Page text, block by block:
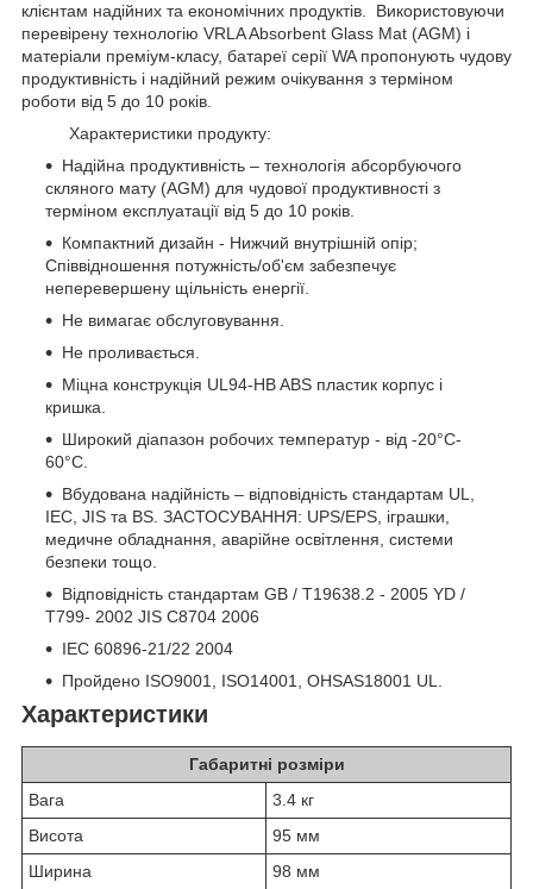
клієнтам надійних та економічних продуктів. Використовуючи
перевірену технологію VRLA Absorbent Glass Mat (AGM) і
матеріали преміум-класу, батареї серії WA пропонують чудову
продуктивність і надійний режим очікування з терміном
роботи від 5 до 10 років.
Характеристики продукту:
Надійна продуктивність – технологія абсорбуючого
скляного мату (AGM) для чудової продуктивності з
терміном експлуатації від 5 до 10 років.
Компактний дизайн - Нижчий внутрішній опір;
Співвідношення потужність/об'єм забезпечує
неперевершену щільність енергії.
Не вимагає обслуговування.
Не проливається.
Міцна конструкція UL94-HB ABS пластик корпус і
кришка.
Широкий діапазон робочих температур - від -20°C-
60°C.
Вбудована надійність – відповідність стандартам UL,
IEC, JIS та BS. ЗАСТОСУВАННЯ: UPS/EPS, іграшки,
медичне обладнання, аварійне освітлення, системи
безпеки тощо.
Відповідність стандартам GB / T19638.2 - 2005 YD /
T799- 2002 JIS C8704 2006
IEC 60896-21/22 2004
Пройдено ISO9001, ISO14001, OHSAS18001 UL.
Характеристики
Габаритні розміри
Вага
3.4 кг
Висота
95 мм
Ширина
98 мм